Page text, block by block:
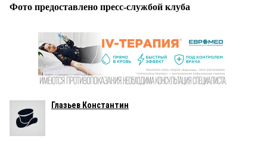
Фото предоставлено пресс-службой клуба
Глазьев Константин